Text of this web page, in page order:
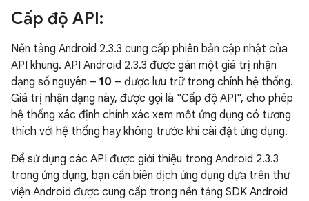
Cấp độ API:
Nền tảng Android 2.3.3 cung cấp phiên bản cập nhật của
API khung. API Android 2.3.3 được gán một giá trị nhận
dạng số nguyên – 10 – được lưu trữ trong chính hệ thống.
Giá trị nhận dạng này, được gọi là "Cấp độ API", cho phép
hệ thống xác định chính xác xem một ứng dụng có tương
thích với hệ thống hay không trước khi cài đặt ứng dụng.
Để sử dụng các API được giới thiệu trong Android 2.3.3
trong ứng dụng, bạn cần biên dịch ứng dụng dựa trên thư
viện Android được cung cấp trong nền tảng SDK Android